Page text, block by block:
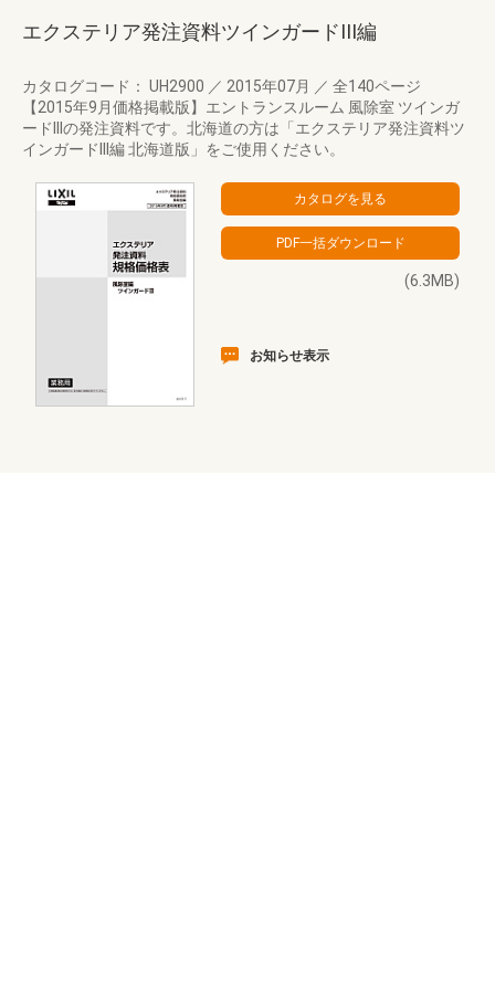
エクステリア発注資料ツインガードIII編
カタログコード： UH2900 ／ 2015年07月 ／ 全140ページ
【2015年9月価格掲載版】エントランスルーム 風除室 ツインガ
ードIIIの発注資料です。北海道の方は「エクステリア発注資料ツ
インガードIII編 北海道版」をご使用ください。
(6.3MB)
お知らせ表示